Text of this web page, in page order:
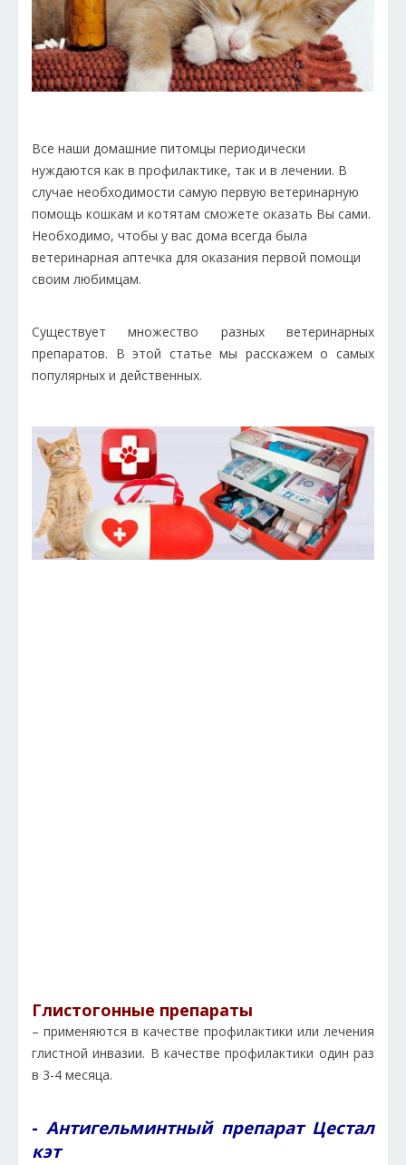
Все наши домашние питомцы периодически
нуждаются как в профилактике, так и в лечении. В
случае необходимости самую первую ветеринарную
помощь кошкам и котятам сможете оказать Вы сами.
Необходимо, чтобы у вас дома всегда была
ветеринарная аптечка для оказания первой помощи
своим любимцам.
Существует множество разных ветеринарных
препаратов. В этой статье мы расскажем о самых
популярных и действенных.
Глистогонные препараты
– применяются в качестве профилактики или лечения
глистной инвазии. В качестве профилактики один раз
в 3-4 месяца.
-Антигельминтный препарат Цестал
кэт